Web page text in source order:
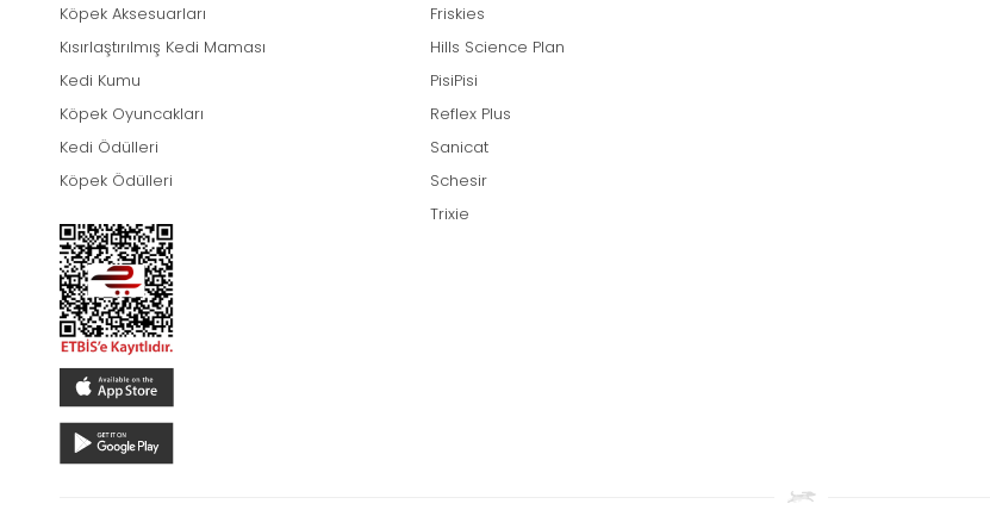
Köpek Aksesuarları
Kısırlaştırılmış Kedi Maması
Kedi Kumu
Köpek Oyuncakları
Kedi Ödülleri
Köpek Ödülleri
Friskies
Hills Science Plan
PisiPisi
Reflex Plus
Sanicat
Schesir
Trixie